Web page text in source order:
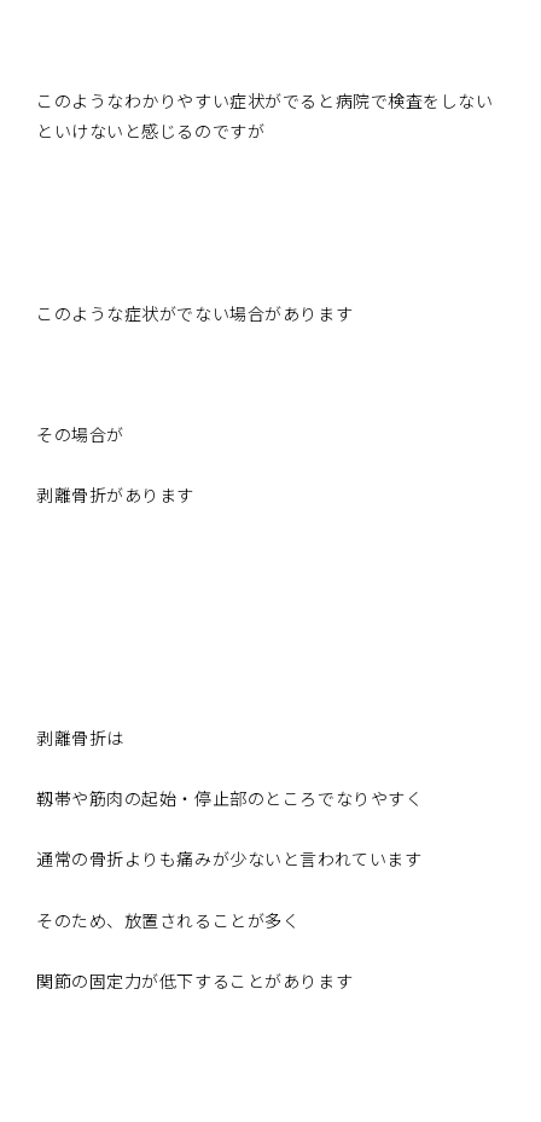
このようなわかりやすい症状がでると病院で検査をしない
といけないと感じるのですが
このような症状がでない場合があります
その場合が
剥離骨折があります
剥離骨折は
靱帯や筋肉の起始・停止部のところでなりやすく
通常の骨折よりも痛みが少ないと言われています
そのため、放置されることが多く
関節の固定力が低下することがあります